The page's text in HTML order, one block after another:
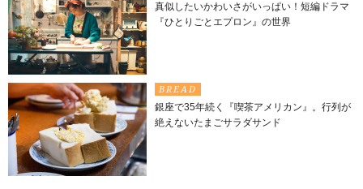
真似したいかわいさがいっぱい！短編ドラマ
『ひとりごとエプロン』の世界
BREAD
銀座で35年続く『喫茶アメリカン』。行列が
絶えないたまごサラダサンド